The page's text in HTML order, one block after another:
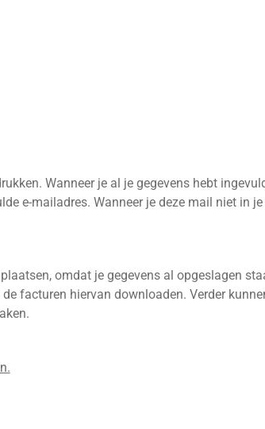
Wanneer je al je gegevens hebt
e-mailadres. Wanneer je deze mail niet in
omdat je gegevens al opgeslagen
facturen hiervan downloaden. Verder